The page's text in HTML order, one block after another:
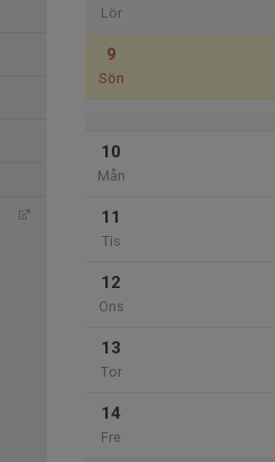
Lör
9
Sön
10
Mån
11
Tis
12
Ons
13
Tor
14
Fre